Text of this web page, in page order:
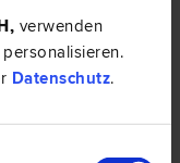
, verwenden
Datenschutz.
|
Fremden- und